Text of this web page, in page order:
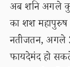
अब शनि अगले
का शश महापुरुष
नतीजतन, अगले
फायदेमंद हो